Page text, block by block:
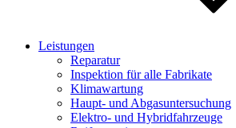
Leistungen
Reparatur
Inspektion für alle Fabrikate
Klimawartung
Haupt- und Abgasuntersuchung
Elektro- und Hybridfahrzeuge